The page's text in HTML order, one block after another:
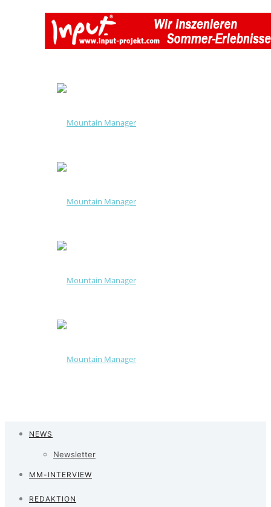
NEWS
Newsletter
MM-INTERVIEW
REDAKTION